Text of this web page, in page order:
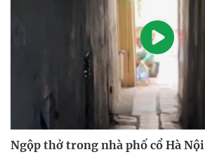
Ngộp thở trong nhà phố cổ Hà Nội